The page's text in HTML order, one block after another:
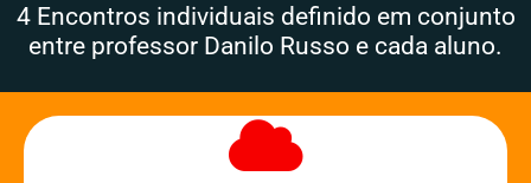
4 Encontros individuais definido em conjunto
entre professor Danilo Russo e cada aluno.